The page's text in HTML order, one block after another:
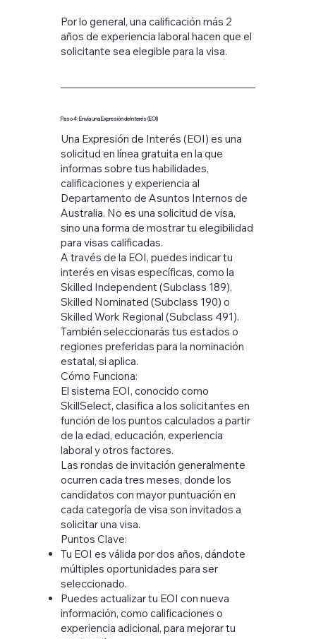
Por lo general, una calificación más 2
años de experiencia laboral hacen que el
solicitante sea elegible para la visa.
Paso 4: Envía una Expresión de Interés (EOI)
Una Expresión de Interés (EOI) es una
solicitud en línea gratuita en la que
informas sobre tus habilidades,
calificaciones y experiencia al
Departamento de Asuntos Internos de
Australia. No es una solicitud de visa,
sino una forma de mostrar tu elegibilidad
para visas calificadas.
A través de la EOI, puedes indicar tu
interés en visas específicas, como la
Skilled Independent (Subclass 189),
Skilled Nominated (Subclass 190) o
Skilled Work Regional (Subclass 491).
También seleccionarás tus estados o
regiones preferidas para la nominación
estatal, si aplica.
Cómo Funciona:
El sistema EOI, conocido como
SkillSelect, clasifica a los solicitantes en
función de los puntos calculados a partir
de la edad, educación, experiencia
laboral y otros factores.
Las rondas de invitación generalmente
ocurren cada tres meses, donde los
candidatos con mayor puntuación en
cada categoría de visa son invitados a
solicitar una visa.
Puntos Clave:
Tu EOI es válida por dos años, dándote
múltiples oportunidades para ser
seleccionado.
Puedes actualizar tu EOI con nueva
información, como calificaciones o
experiencia adicional, para mejorar tu